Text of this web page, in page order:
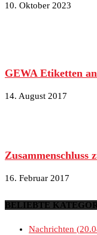
10. Oktober 2023
GEWA Etiketten
14. August 2017
Zusammenschluss
16. Februar 2017
BELIEBTE
Nachrichten